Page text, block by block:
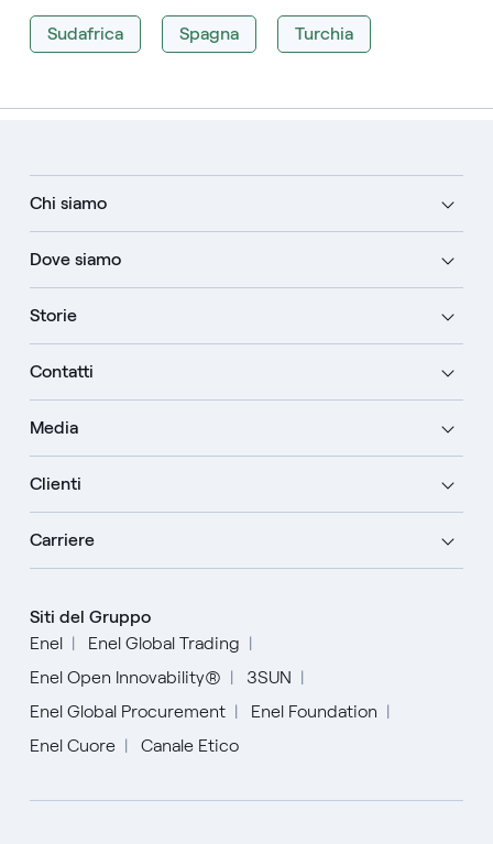
Sudafrica Spagna Turchia
Chi siamo
Dove siamo
Storie
Contatti
Media
Clienti
Carriere
Siti del Gruppo
Enel
Enel Global Trading
Enel Open Innovability®
3SUN
Enel Global Procurement
Enel Foundation
Enel Cuore
Canale Etico